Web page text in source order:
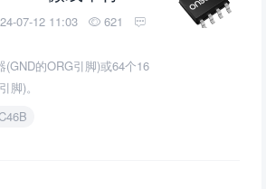
07-12 11:03
621
(GND的ORG引脚)或64个16
脚)。